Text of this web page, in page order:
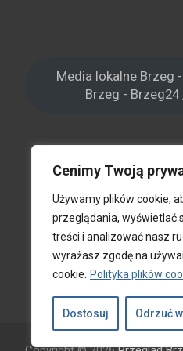
Cenimy Twoją
Używamy plików cookie,
przeglądania, wyświetlać
treści i analizować nasz
wyrażasz zgodę na
cookie.
Polityka plików
Dostosuj Odrzuć
Media lokalne Brzeg
Brzeg - Brzeg24